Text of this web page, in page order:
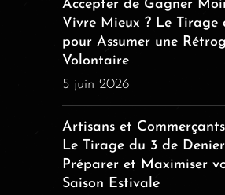
Accepter de Gagner
Vivre Mieux ? Le Tirage
pour Assumer une
Volontaire
5 juin 2026
Artisans et
Le Tirage du 3 de
Préparer et Maximiser
Saison Estivale